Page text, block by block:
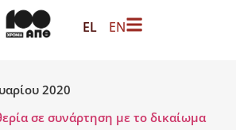
EL EN
2020
σε συνάρτηση με το δικαίωμα